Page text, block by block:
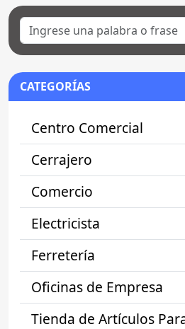
CATEGORÍAS
Centro Comercial
Cerrajero
Comercio
Electricista
Ferretería
Oficinas de Empresa
Tienda de Artículos